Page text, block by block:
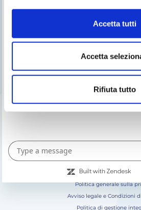
Accetta tutti
Accetta
Rifiuta tutto
Servizio post
Catalogo Gre
Fluidra
Catalogo digitale
SEGUICI SU
Politica generale sulla
Avviso legale e Condizioni
Politica di gestione